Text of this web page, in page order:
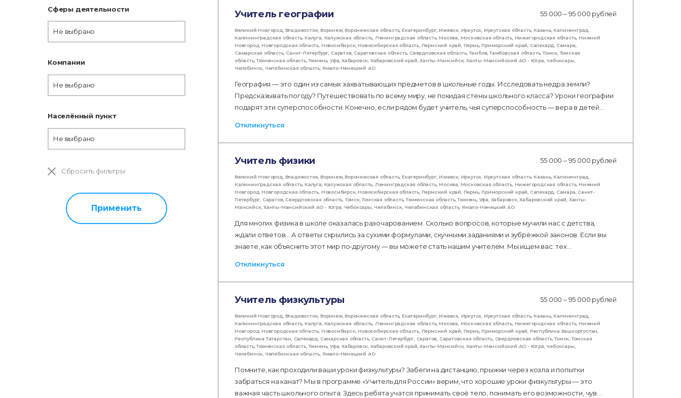
Сферы деятельности
Не выбрано
Компании
Не выбрано
Населённый пункт
Не выбрано
Сбросить фильтры
Применить
Учитель географии 55 000 – 95 000 рублей
Великий Новгород Владивосток, Воронеж, Воронежская область, Екатеринбург, Ижевск, Иркутск Иркутская область, Казань, Калининград
Калининградская область, Калуга Калужская область Ленинградская область, Москва Московская область, Нижегородская область, Нижний
Новгород Новгородская область Новосибирск, Новосибирская область, Пермский край Пермь, Приморский край Салехард Самара
Самарская область, Санкт-Петербург Саратов, Саратовская область, Свердловская область,Тамбов,Тамбовская область,Томск,Томская
область,Тюменская область,Тюмень, Уфа Хабаровск Хабаровский край ,Ханты-Мансийск, Ханты-Мансийский АО - Югра Чебоксары
Челябинск Челябинская область Ямало-Ненецкий АО
География — это один из самых захватывающих предметов в школьные годы. Исследовать недра земли?
Предсказывать погоду? Путешествовать по всему миру, не покидая стены школьного класса? Уроки географии
подарят эти суперспособности. Конечно, если рядом будет учитель, чья суперспособность — вера в детей…
Откликнуться
Учитель физики 55 000 – 95 000 рублей
Великий Новгород Владивосток, Воронеж, Воронежская область, Екатеринбург, Ижевск, Иркутск Иркутская область, Казань, Калининград
Калининградская область, Калуга Калужская область Ленинградская область, Москва Московская область, Нижегородская область, Нижний
Новгород Новгородская область Новосибирск, Новосибирская область, Пермский край Пермь, Приморский край Салехард Самара Санкт-
Петербург Саратов, Свердловская область ,Томск,Томская область,Тюменская область,Тюмень, Уфа Хабаровск,Хабаровский край Ханты-
Мансийск,Ханты-Мансийский АО - Югра Чебоксары Челябинск, Челябинская область, Ямало-Ненецкий АО
Для многих физика в школе оказалась разочарованием. Сколько вопросов, которые мучили нас с детства,
ждали ответов... А ответы скрылись за сухими формулами, скучными заданиями и зубрёжкой законов. Если вы
знаете, как объяснить этот мир по-другому — вы можете стать нашим учителем. Мы ищем вас: тех…
Откликнуться
Учитель физкультуры 55 000 – 95 000 рублей
Великий Новгород Владивосток, Воронеж, Воронежская область, Екатеринбург, Ижевск, Иркутск Иркутская область, Казань, Калининград
Калининградская область, Калуга Калужская область Ленинградская область, Москва Московская область, Нижегородская область, Нижний
Новгород Новгородская область Новосибирск, Новосибирская область, Пермский край Пермь, Приморский край Республика Башкортостан
Республика Татарстан
Салехард Самарская область, Санкт-Петербург, Саратов Саратовская область, Свердловская область,Томск ,Томская
область,Тюменская область,Тюмень, Уфа Хабаровск Хабаровский край ,Ханты-Мансийск, Ханты-Мансийский АО - Югра Чебоксары
Челябинск Челябинская область Ямало-Ненецкий АО
Помните, как проходили ваши уроки физкультуры? Забеги на дистанцию, прыжки через козла и попытки
забраться на канат? Мы в программе «Учитель для России» верим, что хорошие уроки физкультуры — это
важная часть школьного опыта. Здесь ребята учатся принимать своё тело, понимать его возможности, чув…